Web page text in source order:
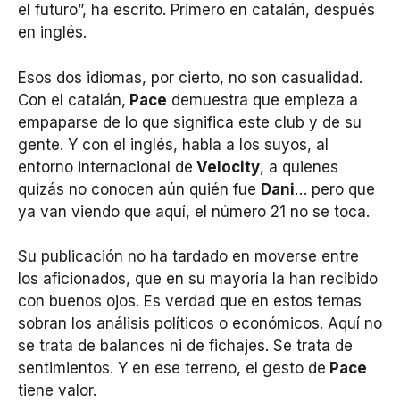
el futuro”, ha escrito. Primero en catalán, después
en inglés.
Esos dos idiomas, por cierto, no son casualidad.
Con el catalán, Pace demuestra que empieza a
empaparse de lo que significa este club y de su
gente. Y con el inglés, habla a los suyos, al
entorno internacional de Velocity, a quienes
quizás no conocen aún quién fue Dani… pero que
ya van viendo que aquí, el número 21 no se toca.
Su publicación no ha tardado en moverse entre
los aficionados, que en su mayoría la han recibido
con buenos ojos. Es verdad que en estos temas
sobran los análisis políticos o económicos. Aquí no
se trata de balances ni de fichajes. Se trata de
sentimientos. Y en ese terreno, el gesto de Pace
tiene valor.